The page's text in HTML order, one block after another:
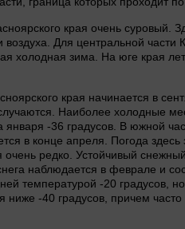
края очень суровый.
Для центральной части
холодная зима. На юге края
края начинается в
Наиболее холодные
-36 градусов. В южной
в конце апреля. Погода
редко. Устойчивый
наблюдается в феврале и
температурой -20 градусов,
ниже -40 градусов, причем